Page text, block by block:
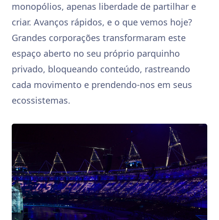
monopólios, apenas liberdade de partilhar e
criar. Avanços rápidos, e o que vemos hoje?
Grandes corporações transformaram este
espaço aberto no seu próprio parquinho
privado, bloqueando conteúdo, rastreando
cada movimento e prendendo-nos em seus
ecossistemas.